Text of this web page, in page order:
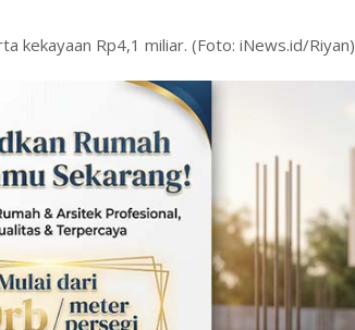
kekayaan Rp4,1 miliar. (Foto: iNews.id/Riyan)